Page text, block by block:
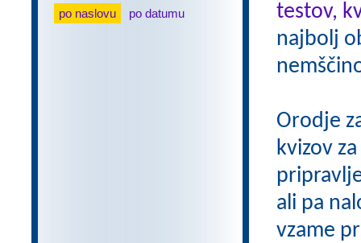
po naslovu
po datumu
testov,
najbolj
Orodje
kvizov za
ali pa
vzame